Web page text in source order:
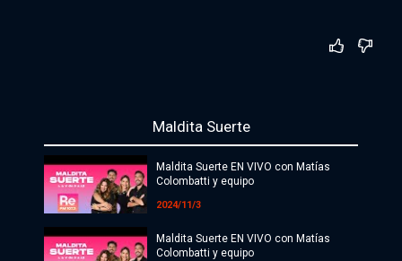
Maldita Suerte
Maldita Suerte EN VIVO con Matías
Colombatti y equipo
2024/11/3
Maldita Suerte EN VIVO con Matías
Colombatti y equipo